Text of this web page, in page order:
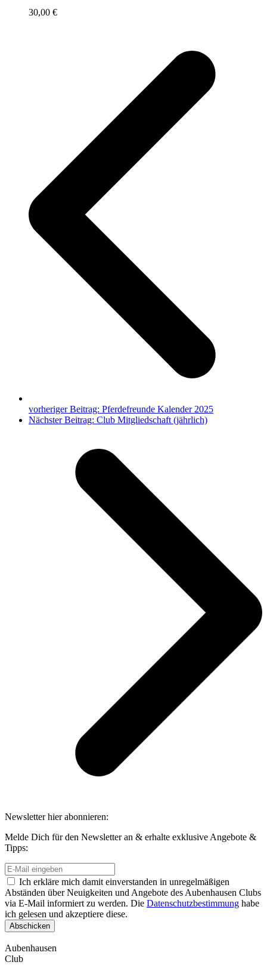
30,00 €
vorheriger Beitrag: Pferdefreunde Kalender 2025
Nächster Beitrag: Club Mitgliedschaft (jährlich)
Newsletter hier abonnieren:
Melde Dich für den Newsletter an & erhalte exklusive Angebote &
Tipps:
Ich erkläre mich damit einverstanden in unregelmäßigen
Abständen über Neuigkeiten und Angebote des Aubenhausen Clubs
via E-Mail informiert zu werden. Die Datenschutzbestimmung habe
ich gelesen und akzeptiere diese.
Aubenhausen
Club